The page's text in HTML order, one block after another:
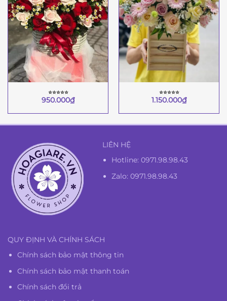
⭐︎⭐︎⭐︎⭐︎⭐︎
950.000₫
⭐︎⭐︎⭐︎⭐︎⭐︎
1.150.000₫
LIÊN HỆ
Hotline:0971.98.98.43
Zalo: 0971.98.98.43
QUY ĐỊNH VÀ CHÍNH SÁCH
Chính sách bảo mật thông tin
Chính sách bảo mật thanh toán
Chính sách đổi trả